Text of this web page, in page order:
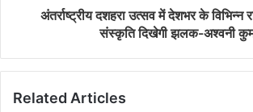
अंतर्राष्ट्रीय दशहरा उत्सव में देशभर के विभिन्न
संस्कृति दिखेगी झलक-अश्वनी
Related Articles